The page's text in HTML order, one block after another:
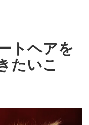
トヘアを
たいこ